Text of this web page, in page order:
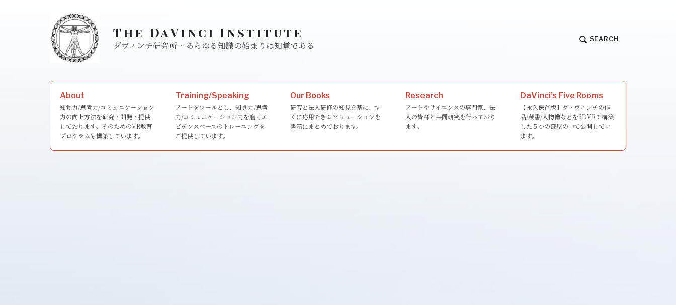
The DaVinci Institute
ダヴィンチ研究所 ~ あらゆる知識の始まりは知覚である
SEARCH
About
知覚力/思考力/コミュニケーション
力の向上方法を研究・開発・提供
しております。そのためのVR教育
プログラムも構築しています。
Training/Speaking
アートをツールとし、知覚力/思考
力/コミュニケーション力を磨くエ
ビデンスベースのトレーニングを
ご提供しています。
Our Books
研究と法人研修の知見を基に、す
ぐに応用できるソリューションを
書籍にまとめております。
Research
アートやサイエンスの専門家、法
人の皆様と共同研究を行っており
ます。
DaVinci’s Five Rooms
【永久保存版】ダ・ヴィンチの作
品/蔵書/人物像などを3DVRで構築
した５つの部屋の中で公開してい
ます。